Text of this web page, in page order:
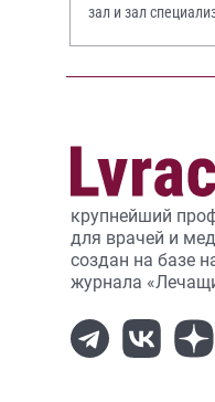
зал и зал
крупнейший
для врачей и
создан на базе
журнала